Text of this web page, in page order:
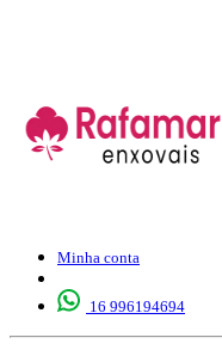
Minha conta
16 996194694